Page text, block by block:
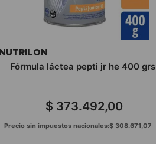
NUTRILON
Fórmula láctea pepti jr he 400 grs
$ 373.492,00
Precio sin impuestos nacionales:$ 308.671,07